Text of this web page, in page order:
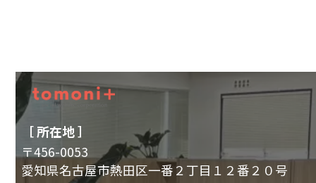
［ 所在地 ］
〒456-0053
愛知県名古屋市熱田区一番２丁目１２番２０号